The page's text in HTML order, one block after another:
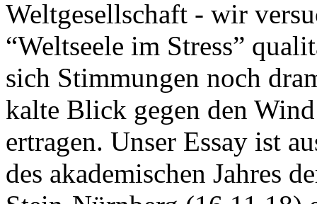
Weltgesellschaft - wir
“Weltseele im Stress”
sich Stimmungen noch
kalte Blick gegen den
ertragen. Unser Essay ist
des akademischen Jahres